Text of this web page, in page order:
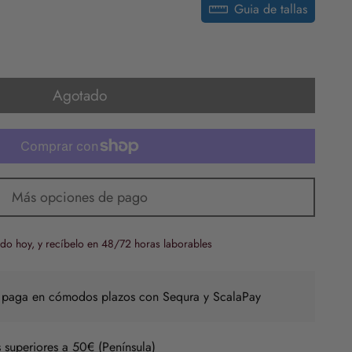
Guia de tallas
Agotado
Más opciones de pago
hoy, y recíbelo en 48/72 horas laborables
en cómodos plazos con Sequra y ScalaPay
a 50€ (Península)